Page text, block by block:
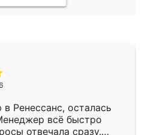
Ренессанс, осталась
всё быстро
отвечала сразу.